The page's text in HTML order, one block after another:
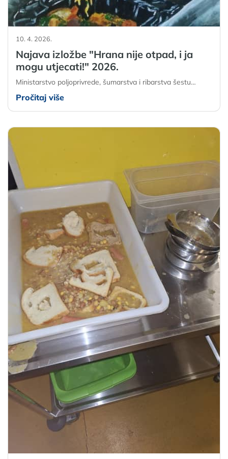
10. 4. 2026.
Najava izložbe "Hrana nije otpad, i ja
mogu utjecati!" 2026.
Ministarstvo poljoprivrede, šumarstva i ribarstva šestu…
Pročitaj više